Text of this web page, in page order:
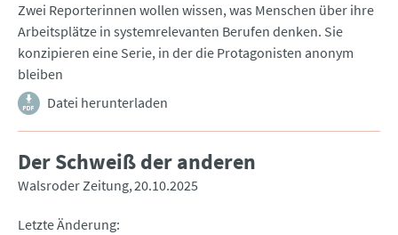
Zwei Reporterinnen wollen wissen, was Menschen über ihre
Arbeitsplätze in systemrelevanten Berufen denken. Sie
konzipieren eine Serie, in der die Protagonisten anonym
bleiben
Datei herunterladen
Der Schweiß der anderen
Walsroder Zeitung 20.10.2025
Letzte Änderung